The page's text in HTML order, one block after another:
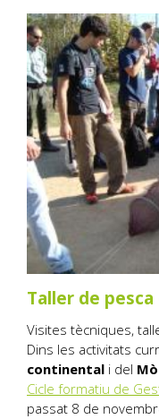
Taller de
Visites tècniques,
Dins les activitats
continental i del
Cicle formatiu de
passat 8 de